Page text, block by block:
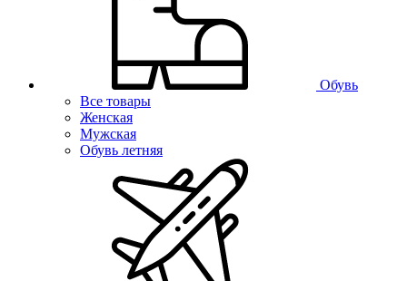
Обувь
Все товары
Женская
Мужская
Обувь летняя